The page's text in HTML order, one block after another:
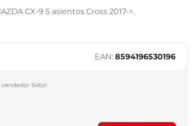
CX-9 5 asientos Cross 2017->.
EAN: 8594196530196
Sixtol